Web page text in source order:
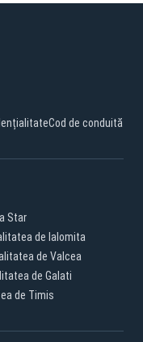
Cod de conduită
Star
de Ialomita
de Valcea
de Galati
de Timis